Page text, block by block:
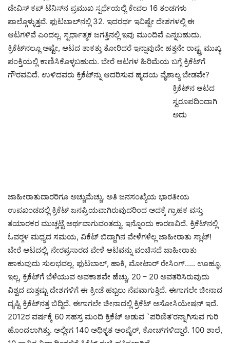
ಡೇವಿಸ್ ಕಪ್ ಟೆನಿಸ್‍ನ ಪ್ರಮುಖ ಸ್ಪರ್ಧೆಯಲ್ಲಿ ಕೇವಲ 16 ತಂಡಗಳು
ಪಾಲ್ಗೊಳ್ಳುತ್ತವೆ. ಫುಟಬಾಲ್‍ನಲ್ಲಿ 32. ಇದರರ್ಥ ಇವಿಷ್ಟೇ ದೇಶಗಳಲ್ಲಿ ಈ
ಆಟಗಳಿವೆ ಎಂದಲ್ಲ. ಸ್ಪರ್ಧಾತ್ಮಕ ಜಗತ್ತಿನಲ್ಲಿ ಇವು ಮುಂದಿವೆ ಎನ್ನಬಹುದು.
ಕ್ರಿಕೆಟ್‍ನಲ್ಲೂ ಅಷ್ಟೇ, ಆಟದ ತಾಕತ್ತು ತೋರಿದರೆ ಇನ್ನಾವುದೇ ಹತ್ತನೇ ರಾಷ್ಟ್ರ ಮುಖ್ಯ
ಪಂಕ್ತಿಯಲ್ಲಿ ಕಾಣಿಸಿಕೊಳ್ಳಬಹುದು. ಬೇರೆ ಆಟಗಳ ಹಿರಿಮೆಯ ಬಗ್ಗೆ ಕ್ರಿಕೆಟ್‍ಗೆ
ಗೌರವವಿದೆ. ಉಳಿದವರು ಕ್ರಿಕೆಟ್‍ನ್ನು ಆದರಿಸುವ ಹೃದಯ ವೈಶಾಲ್ಯ ಬೇಡವೇ?
ಕ್ರಿಕೆಟ್‍ನ ಆಟದ
ಸ್ವರೂಪದಿಂದಾಗಿ
ಅದು
ಜಾಹೀರಾತುದಾರರಿಗೂ ಅಚ್ಚುಮೆಚ್ಚು. ಅತಿ ಜನಸಂಖ್ಯೆಯ ಭಾರತೀಯ
ಉಪಖಂಡದಲ್ಲಿ ಕ್ರಿಕೆಟ್ ಜನಪ್ರಿಯವಾಗಿರುವುದರಿಂದ ಅದಕ್ಕೆ ಗ್ರಾಹಕ ವಸ್ತು
ತಯಾರಕರ ಮುಚ್ಚಟ್ಟೆ ಅರ್ಥವಾಗುವಂತದ್ದು. ಇನ್ನೊಂದು ಕಾರಣವಿದೆ. ಕ್ರಿಕೆಟ್‍ನಲ್ಲಿ
ಓವರ್‍ಗಳ ಮಧ್ಯದ ಸಮಯ, ವಿಕೆಟ್ ಬಿದ್ದಾಗಿನ ವೇಳೆಗಳೆಲ್ಲ ಜಾಹೀರಾತು ಸ್ಲಾಟ್!
ಬೇರೆ ಆಟದಲ್ಲಿ, ನೇರಪ್ರಸಾರದ ವೇಳೆ ಆಟವನ್ನು ವಂಚಿಸದೆ ಜಾಹೀರಾತು
ಹಾಕುವುದು ಸುಲಭವಲ್ಲ. ಫುಟಬಾಲ್, ಹಾಕಿ, ಮೋಟಾರ್ ರೇಸಿಂಗ್….. ಊಹ್ಞೂ.
ಇಲ್ಲ, ಕ್ರಿಕೆಟ್‍ಗೆ ಬೆಳೆಯುವ ಅವಕಾಶವೇ ಹೆಚ್ಚು. 20 – 20 ಅವತರಿಸಿರುವುದು
ವಿಶ್ವದ ಮತ್ತಷ್ಟು ದೇಶಗಳಿಗೆ ಈ ಕ್ರೀಡೆ ಹಬ್ಬಲು ನೆಪವಾಗುತ್ತಿದೆ. ಈಗಾಗಲೇ ಚೀನಾದ
ದೃಷ್ಟಿ ಕ್ರಿಕೆಟ್‍ನತ್ತ ಬಿದ್ದಿದೆ. ಈಗಾಗಲೇ ಚೀನಾದಲ್ಲಿ ಕ್ರಿಕೆಟ್ ಅಸೋಸಿಯೇಷನ್ ಇದೆ.
2012ರ ವರ್ಷಕ್ಕೆ 60 ಸಹಸ್ರ ಮಂದಿ ಕ್ರಿಕೆಟ್ ಆಡುವ `ಪರಿಣಿತ’ರನ್ನಾಗಿಸುವ ಗುರಿ
ಹೊಂದಲಾಗಿತ್ತು. ಅಲ್ಲೀಗ 140 ಅಧಿಕೃತ ಅಂಪೈರ್, ಕೋಚ್‍ಗಳಿದ್ದಾರೆ. 100 ಶಾಲೆ,